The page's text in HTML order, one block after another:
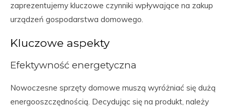
zaprezentujemy kluczowe czynniki wpływające na zakup
urządzeń gospodarstwa domowego.
Kluczowe aspekty
Efektywność energetyczna
Nowoczesne sprzęty domowe muszą wyróżniać się dużą
energooszczędnością. Decydując się na produkt, należy